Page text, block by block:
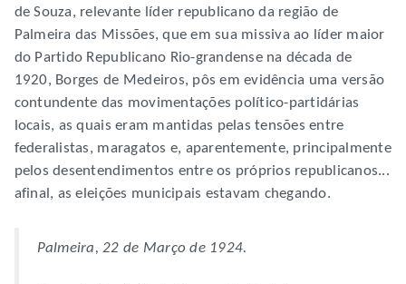
de Souza, relevante líder republicano da região de
Palmeira das Missões, que em sua missiva ao líder maior
do Partido Republicano Rio-grandense na década de
1920, Borges de Medeiros, pôs em evidência uma versão
contundente das movimentações político-partidárias
locais, as quais eram mantidas pelas tensões entre
federalistas, maragatos e, aparentemente, principalmente
pelos desentendimentos entre os próprios republicanos...
afinal, as eleições municipais estavam chegando.
Palmeira, 22 de Março de 1924.